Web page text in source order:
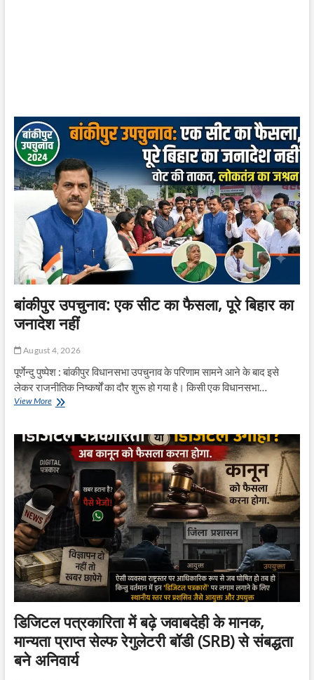
बांकीपुर उपचुनाव: एक सीट का फैसला, पूरे बिहार का
जनादेश नहीं
August 4, 2026
पूर्णेन्दु पुष्पेश : बांकीपुर विधानसभा उपचुनाव के परिणाम सामने आने के बाद इसे
लेकर राजनीतिक निष्कर्षों का दौर शुरू हो गया है। किसी एक विधानसभा…
View Moreबांकीपुर
सीट
फैसला,
पूरे
बिहार
जनादेश
नहीं
डिजिटल पत्रकारिता में बढ़े जवाबदेही के मानक,
मान्यता प्राप्त सेल्फ रेगुलेटरी बॉडी (SRB) से संबद्धता
बने अनिवार्य